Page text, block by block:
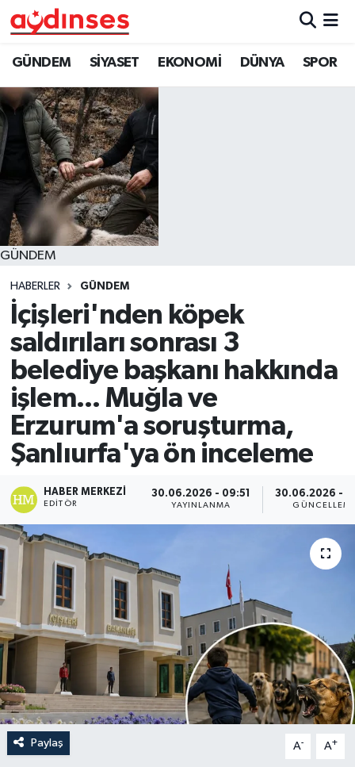
GÜNDEM SİYASET EKONOMİ DÜNYA SPOR
GÜNDEM
HABERLER GÜNDEM
İçişleri'nden köpek
saldırıları sonrası 3
belediye başkanı hakkında
işlem... Muğla ve
Erzurum'a soruşturma,
Şanlıurfa'ya ön inceleme
HABER MERKEZI
EDITÖR
30.06.2026 - 09:51
YAYINLANMA
30.06.2026 -
Paylaş A- A+
GÜNDEM
SİYASET
EKONOMİ
DÜNYA
SPOR
MAGAZİN
YAŞAM
Nöbetçi Eczaneler
Hava Durumu
Aydin Namaz Vakitleri
Trafik Durumu
Süper Lig Puan Durumu ve Fikstür
Tüm Manşetler
Son Dakika Haberleri
Haber Arşivi